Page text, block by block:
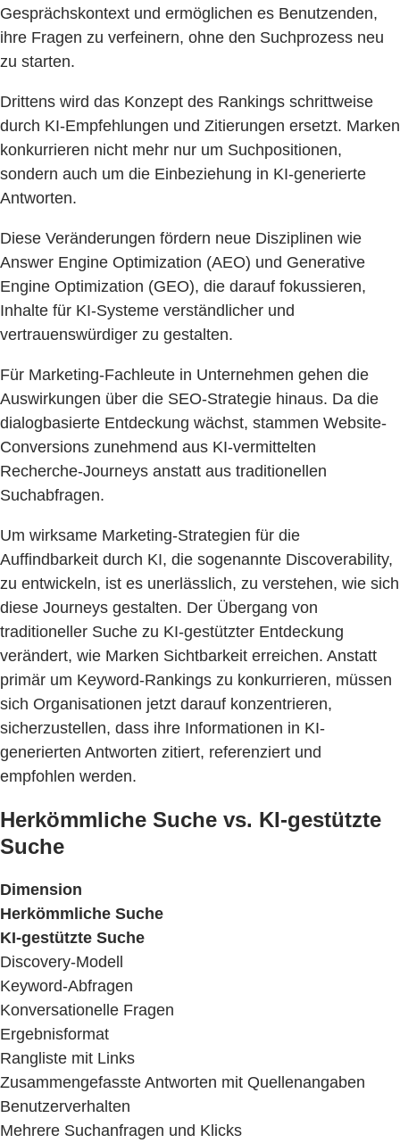
Gesprächskontext und ermöglichen es Benutzenden,
ihre Fragen zu verfeinern, ohne den Suchprozess neu
zu starten.
Drittens wird das Konzept des Rankings schrittweise
durch KI-Empfehlungen und Zitierungen ersetzt. Marken
konkurrieren nicht mehr nur um Suchpositionen,
sondern auch um die Einbeziehung in KI-generierte
Antworten.
Diese Veränderungen fördern neue Disziplinen wie
Answer Engine Optimization (AEO) und Generative
Engine Optimization (GEO), die darauf fokussieren,
Inhalte für KI-Systeme verständlicher und
vertrauenswürdiger zu gestalten.
Für Marketing-Fachleute in Unternehmen gehen die
Auswirkungen über die SEO-Strategie hinaus. Da die
dialogbasierte Entdeckung wächst, stammen Website-
Conversions zunehmend aus KI-vermittelten
Recherche-Journeys anstatt aus traditionellen
Suchabfragen.
Um wirksame Marketing-Strategien für die
Auffindbarkeit durch KI, die sogenannte Discoverability,
zu entwickeln, ist es unerlässlich, zu verstehen, wie sich
diese Journeys gestalten. Der Übergang von
traditioneller Suche zu KI-gestützter Entdeckung
verändert, wie Marken Sichtbarkeit erreichen. Anstatt
primär um Keyword-Rankings zu konkurrieren, müssen
sich Organisationen jetzt darauf konzentrieren,
sicherzustellen, dass ihre Informationen in KI-
generierten Antworten zitiert, referenziert und
empfohlen werden.
Herkömmliche Suche vs. KI-gestützte
Suche
Dimension
Herkömmliche Suche
KI-gestützte Suche
Discovery-Modell
Keyword-Abfragen
Konversationelle Fragen
Ergebnisformat
Rangliste mit Links
Zusammengefasste Antworten mit Quellenangaben
Benutzerverhalten
Mehrere Suchanfragen und Klicks